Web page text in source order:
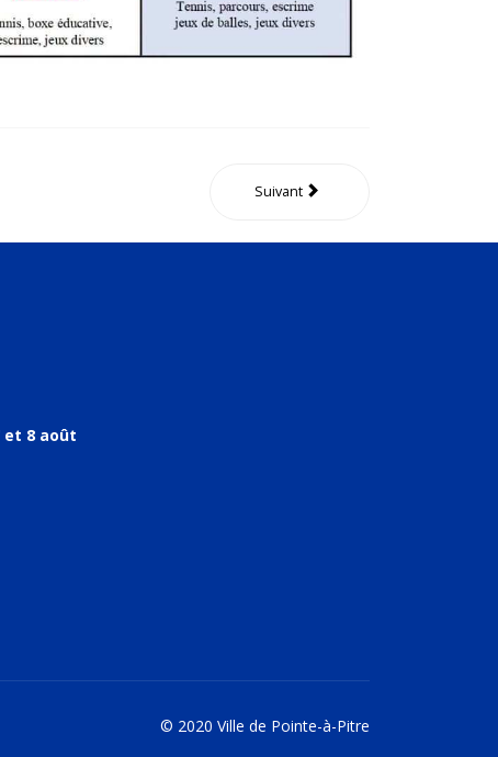
Suivant
8 août
© 2020 Ville de Pointe-à-Pitre